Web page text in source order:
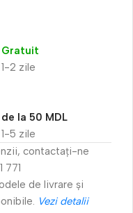
1-2 zile
Gratuit
1-5 zile
de la 50 MDL
contactați-ne
771
de livrare și
Vezi detalii